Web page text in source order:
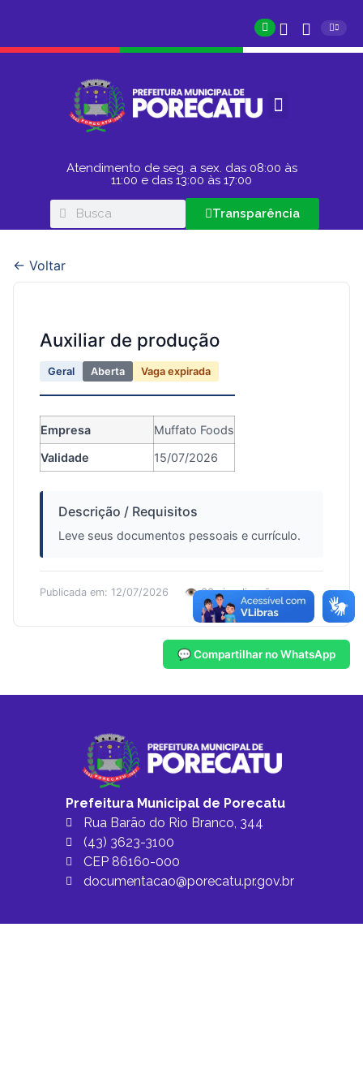
Atendimento de seg. a sex. das 08:00 às
11:00 e das 13:00 às 17:00
Transparência
← Voltar
Auxiliar de produção
Geral Aberta Vaga expirada
Empresa
Muffato Foods
Validade
15/07/2026
Descrição / Requisitos
Leve seus documentos pessoais e currículo.
Publicada em: 12/07/2026 👁️ 33 visualizações
💬 Compartilhar no WhatsApp
Prefeitura Municipal de Porecatu
Rua Barão do Rio Branco, 344
(43) 3623-3100
CEP 86160-000
documentacao@porecatu.pr.gov.br